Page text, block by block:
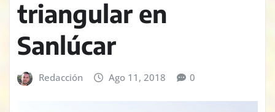
triangular en
Sanlúcar
Redacción Ago 11, 2018 0